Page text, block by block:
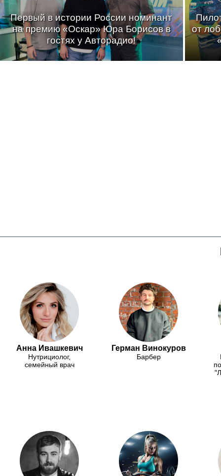
Первый в истории России номинант
на премию «Оскар» Юра Борисов в
гостях у Авторадио!
от
Анна Ивашкевич
Нутрициолог,
семейный врач
Герман Винокуров
Барбер